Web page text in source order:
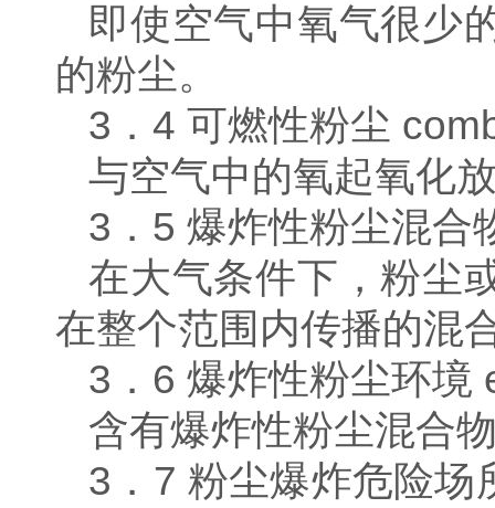
即使空气中氧气很少
的粉尘。
3．4 可燃性粉尘
与空气中的氧起氧化
3．5 爆炸性粉尘混合
在大气条件下，粉尘
在整个范围内传播的混
3．6 爆炸性粉尘环境
含有爆炸性粉尘混合
3．7 粉尘爆炸危险场